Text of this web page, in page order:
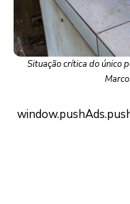
Situação crítica do único